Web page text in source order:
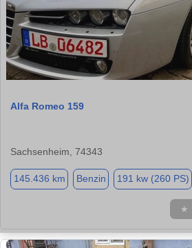
Alfa Romeo 159
Sachsenheim, 74343
145.436 km Benzin 191 kw (260 PS)
★